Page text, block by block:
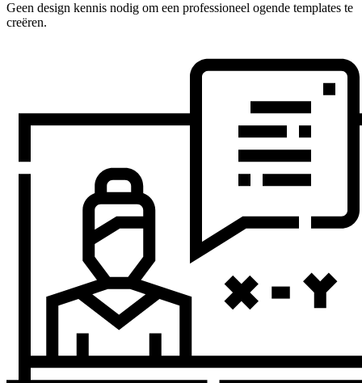
Geen design kennis nodig om een professioneel ogende templates te
creëren.